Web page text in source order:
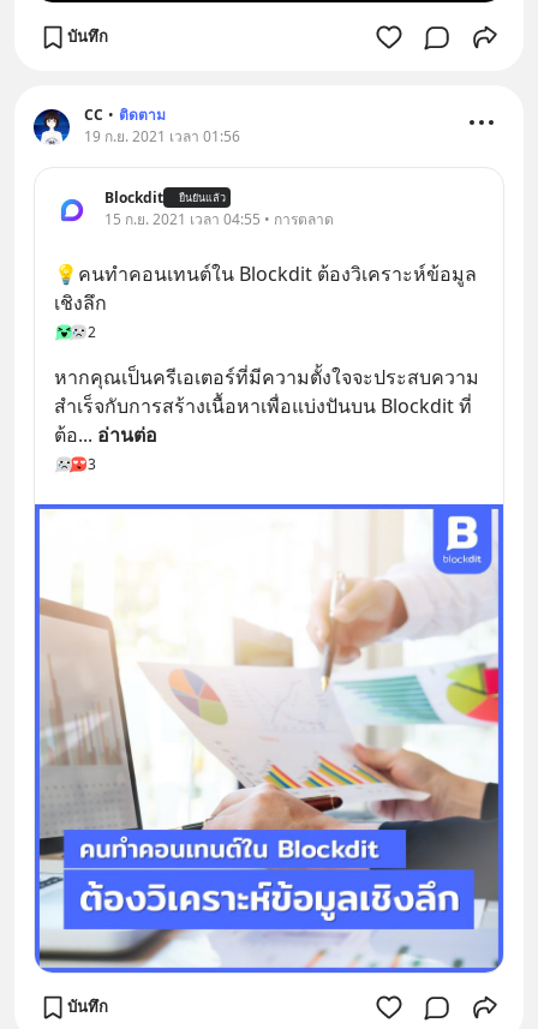
บันทึก
CC • ติดตาม
19 ก.ย. 2021 เวลา 01:56
Blockdit ยืนยันแล้ว
15 ก.ย. 2021 เวลา 04:55 • การตลาด
💡คนทำคอนเทนต์ใน Blockdit ต้องวิเคราะห์ข้อมูล
เชิงลึก
2
หากคุณเป็นครีเอเตอร์ที่มีความตั้งใจจะประสบความ
สำเร็จกับการสร้างเนื้อหาเพื่อแบ่งปันบน Blockdit ที่
ต้อ... อ่านต่อ
3
บันทึก